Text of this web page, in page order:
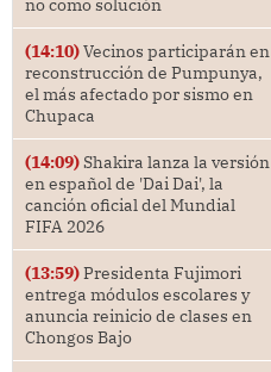
no como solución
(14:10)Vecinos participarán en
reconstrucción de Pumpunya,
el más afectado por sismo en
Chupaca
(14:09)Shakira lanza la versión
en español de 'Dai Dai', la
canción oficial del Mundial
FIFA 2026
(13:59)Presidenta Fujimori
entrega módulos escolares y
anuncia reinicio de clases en
Chongos Bajo